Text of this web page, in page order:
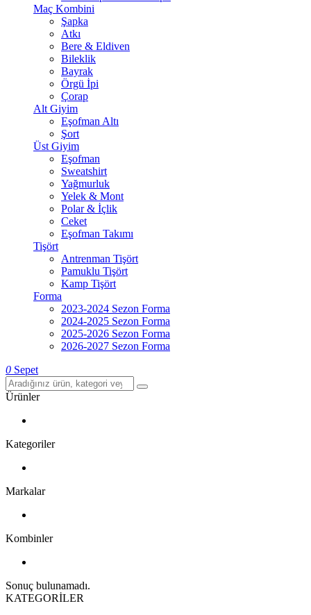
Maç Kombini
Şapka
Atkı
Bere & Eldiven
Bileklik
Bayrak
Örgü İpi
Çorap
Alt Giyim
Eşofman Altı
Şort
Üst Giyim
Eşofman
Sweatshirt
Yağmurluk
Yelek & Mont
Polar & İçlik
Ceket
Eşofman Takımı
Tişört
Antrenman Tişört
Pamuklu Tişört
Kamp Tişört
Forma
2023-2024 Sezon Forma
2024-2025 Sezon Forma
2025-2026 Sezon Forma
2026-2027 Sezon Forma
0 Sepet
Ürünler
Kategoriler
Markalar
Kombinler
Sonuç bulunamadı.
KATEGORİLER